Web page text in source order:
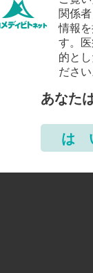
関係
情報
す。
的と
ださ
あなた
は